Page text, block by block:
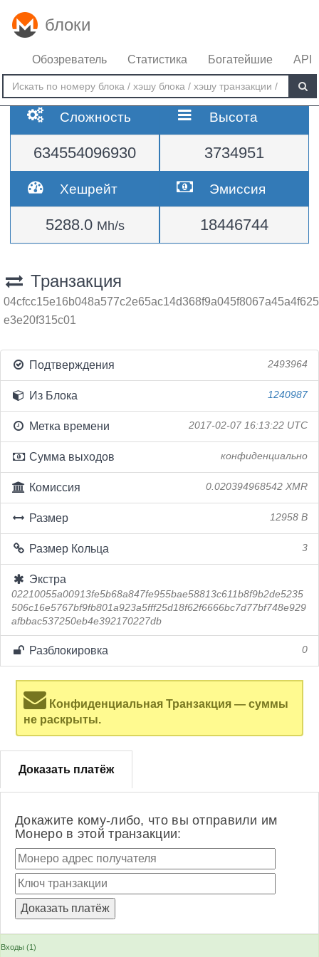
блоки
Обозреватель Статистика Богатейшие API
Сложность
634554096930
Высота
3734951
Хешрейт
5288.0 Mh/s
Эмиссия
18446744
Транзакция
04cfcc15e16b048a577c2e65ac14d368f9a045f8067a45a4f625
e3e20f315c01
Подтверждения 2493964
Из Блока 1240987
Метка времени 2017-02-07 16:13:22 UTC
Сумма выходов конфиденциально
Комиссия 0.020394968542 XMR
Размер 12958 B
Размер Кольца 3
Экстра
02210055a00913fe5b68a847fe955bae58813c611b8f9b2de5235
506c16e5767bf9fb801a923a5fff25d18f62f6666bc7d77bf748e929
afbbac537250eb4e392170227db
Разблокировка 0
Конфиденциальная Транзакция — суммы
не раскрыты.
Доказать платёж
Докажите кому-либо, что вы отправили им
Монеро в этой транзакции:
Входы (1)